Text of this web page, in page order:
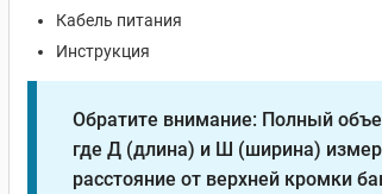
Кабель питания
Инструкция
Обратите внимание: Полный
где Д (длина) и Ш (ширина)
расстояние от верхней кромки